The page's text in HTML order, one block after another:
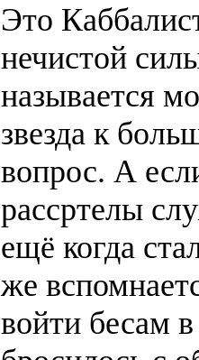
Это
нечистой
называется
звезда к
вопрос. А
рассртелы
ещё когда
же
войти бесам